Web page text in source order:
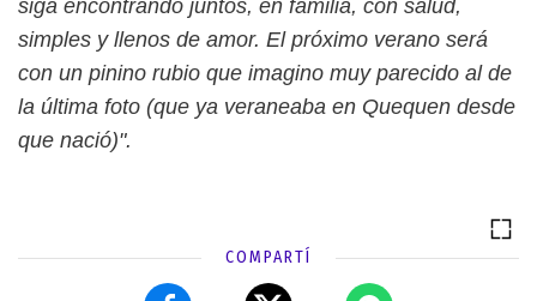
siga encontrando juntos, en familia, con salud,
simples y llenos de amor. El próximo verano será
con un pinino rubio que imagino muy parecido al de
la última foto (que ya veraneaba en Quequen desde
que nació)".
COMPARTÍ